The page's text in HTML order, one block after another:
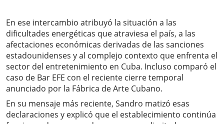
En ese intercambio atribuyó la situación a las
dificultades energéticas que atraviesa el país, a las
afectaciones económicas derivadas de las sanciones
estadounidenses y al complejo contexto que enfrenta el
sector del entretenimiento en Cuba. Incluso comparó el
caso de Bar EFE con el reciente cierre temporal
anunciado por la Fábrica de Arte Cubano.
En su mensaje más reciente, Sandro matizó esas
declaraciones y explicó que el establecimiento continúa